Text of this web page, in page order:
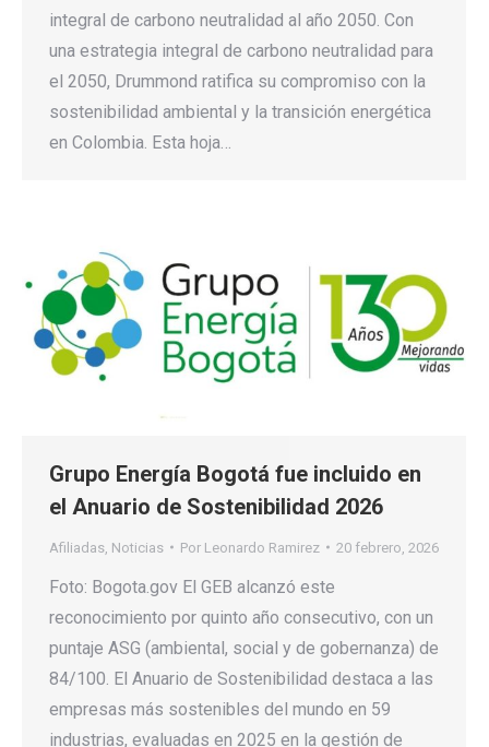
integral de carbono neutralidad al año 2050. Con
una estrategia integral de carbono neutralidad para
el 2050, Drummond ratifica su compromiso con la
sostenibilidad ambiental y la transición energética
en Colombia. Esta hoja…
Grupo Energía Bogotá fue incluido en
el Anuario de Sostenibilidad 2026
Afiliadas Noticias Por Leonardo Ramirez 20 febrero, 2026
Foto: Bogota.gov El GEB alcanzó este
reconocimiento por quinto año consecutivo, con un
puntaje ASG (ambiental, social y de gobernanza) de
84/100. El Anuario de Sostenibilidad destaca a las
empresas más sostenibles del mundo en 59
industrias, evaluadas en 2025 en la gestión de